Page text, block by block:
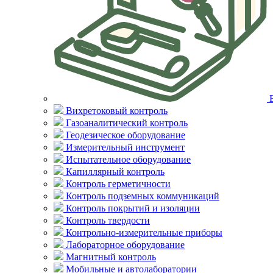
Вихретоковый контроль
Газоаналитический контроль
Геодезическое оборудование
Измерительный инструмент
Испытательное оборудование
Капиллярный контроль
Контроль герметичности
Контроль подземных коммуникаций
Контроль покрытий и изоляции
Контроль твердости
Контрольно-измерительные приборы
Лабораторное оборудование
Магнитный контроль
Мобильные и автолаборатории